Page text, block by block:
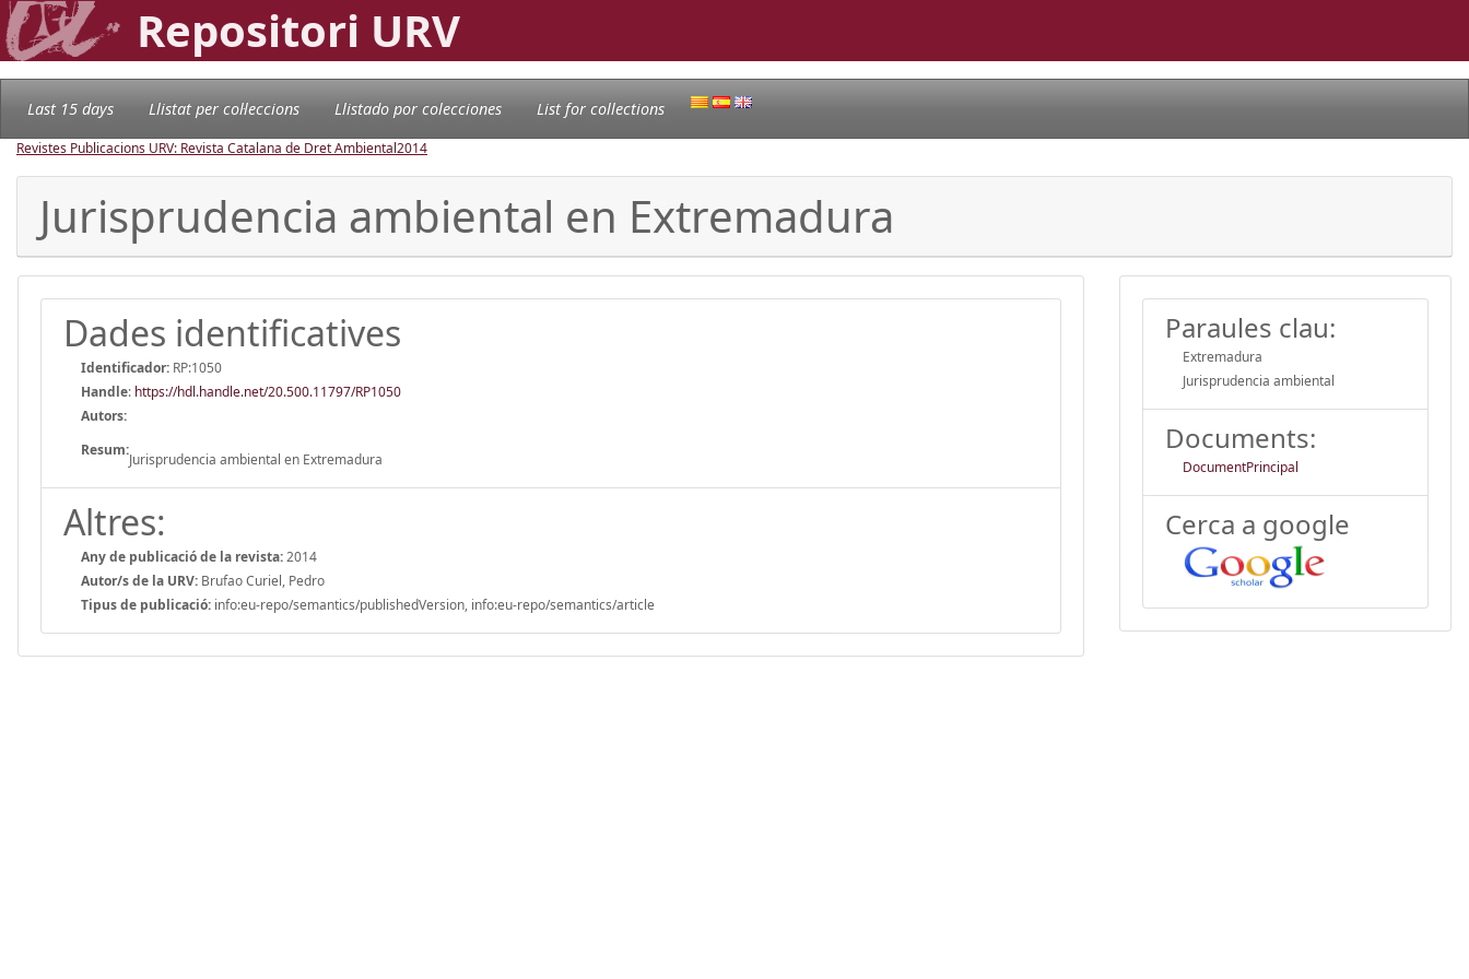
Repositori URV
Last 15 days Llistat per col·leccions Llistado por colecciones List for collections
Revistes Publicacions URV: Revista Catalana de Dret Ambiental2014
Jurisprudencia ambiental en Extremadura
Dades identificatives
Identificador: RP:1050
Handle: https://hdl.handle.net/20.500.11797/RP1050
Autors:
Resum:
Jurisprudencia ambiental en Extremadura
Altres:
Any de publicació de la revista:2014
Autor/s de la URV: Brufao Curiel, Pedro
Tipus de publicació: info:eu-repo/semantics/publishedVersion, info:eu-repo/semantics/article
Paraules clau:
Extremadura
Jurisprudencia ambiental
Documents:
DocumentPrincipal
Cerca a google